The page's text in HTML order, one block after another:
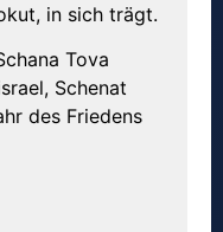
in sich trägt.
Tova
Schenat
des Friedens